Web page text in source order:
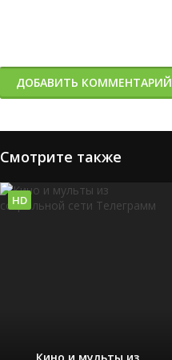
ДОБАВИТЬ КОММЕНТАРИЙ
Смотрите также
HD